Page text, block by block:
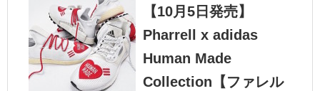
【10月5日発売】
Pharrell x adidas
Human Made
Collection【ファレル